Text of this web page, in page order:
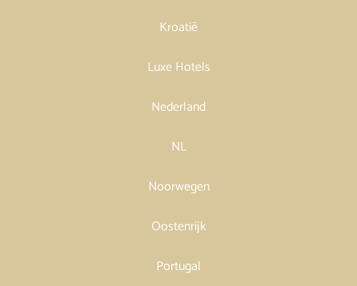
Kroatië
Luxe Hotels
Nederland
NL
Noorwegen
Oostenrijk
Portugal